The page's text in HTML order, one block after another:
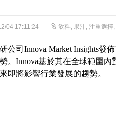
04 17:11:24 飲料, 果汁, 注重選擇,
公司Innova Market Insights發
。Innova基於其在全球範圍內
即將影響行業發展的趨勢。